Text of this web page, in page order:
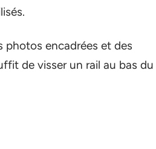
photos encadrées et des
de visser un rail au bas du